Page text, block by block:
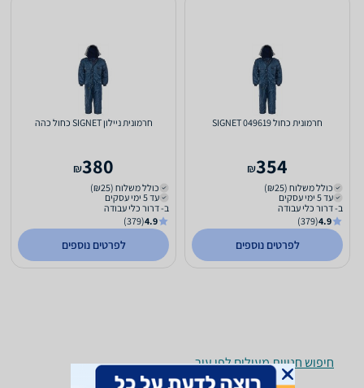
חרמונית כחול 049619 SIGNET
354
₪
כולל משלוח (₪25)
עד 5 ימי עסקים
ב- דרור כלי עבודה
4.9
(379)
לפרטים נוספים
חרמונית ניילון SIGNET כחול כהה
380
₪
כולל משלוח (₪25)
עד 5 ימי עסקים
ב- דרור כלי עבודה
4.9
(379)
לפרטים נוספים
חיפוש חנויות מעילים לפי עיר